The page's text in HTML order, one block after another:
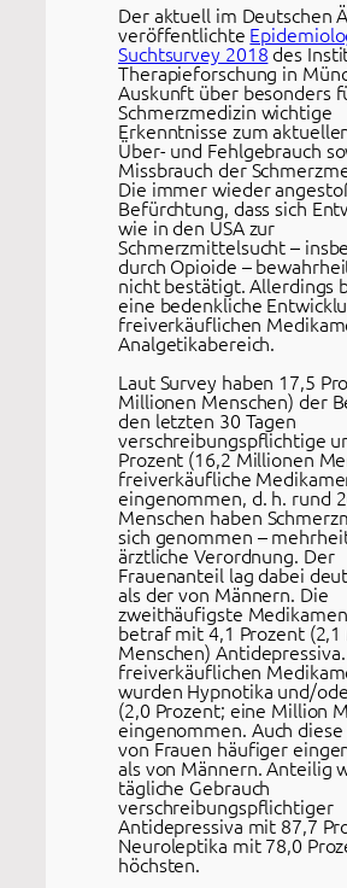
Der aktuell im Deutschen
veröffentlichte
Suchtsurvey 2018des
Therapieforschung in
Auskunft über besonders
Schmerzmedizin wichtige
Erkenntnisse zum
Über- und Fehlgebrauch
Missbrauch der
Die immer wieder
Befürchtung, dass sich
wie in den USA zur
Schmerzmittelsucht –
durch Opioide –
nicht bestätigt. Allerdings
eine bedenkliche
freiverkäuflichen
Analgetikabereich.
Laut Survey haben 17,5
Millionen Menschen) der
den letzten 30 Tagen
verschreibungspflichtige
Prozent (16,2 Millionen
freiverkäufliche
eingenommen, d. h. rund
Menschen haben
sich genommen –
ärztliche Verordnung. Der
Frauenanteil lag dabei
als der von Männern. Die
zweithäufigste
betraf mit 4,1 Prozent
Menschen)
freiverkäuflichen
wurden Hypnotika und/
(2,0 Prozent; eine Million
eingenommen. Auch
von Frauen häufiger
als von Männern. Anteilig
tägliche Gebrauch
verschreibungspflichtiger
Antidepressiva mit 87,7
Neuroleptika mit 78,0
höchsten.